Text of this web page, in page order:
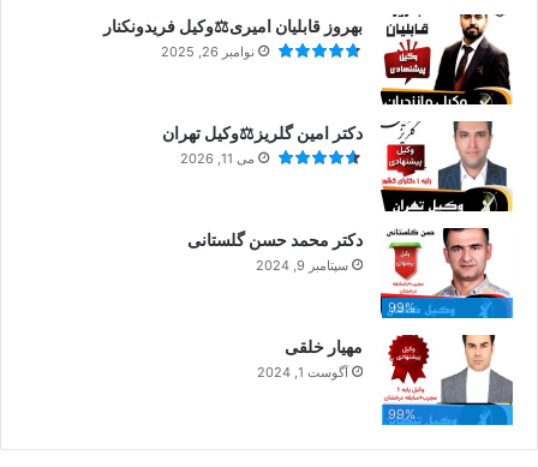
بهروز قابلیان امیری⚖️وکیل فریدونکنار
نوامبر 26, 2025
دکتر امین گلریز⚖️وکیل تهران
می 11, 2026
99%
دکتر محمد حسن گلستانی
سپتامبر 9, 2024
99%
مهیار خلقی
آگوست 1, 2024